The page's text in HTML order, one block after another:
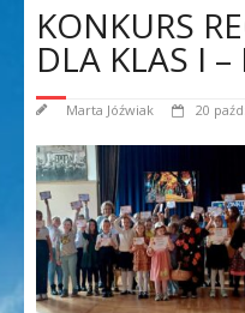
KONKURS
DLA KLAS I –
Marta Jóźwiak 20